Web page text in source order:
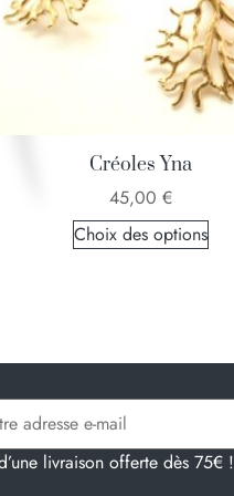
Créoles Yna
45,00 €
Choix des options
livraison offerte dès 75€ !